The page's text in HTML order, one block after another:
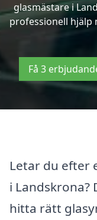
glasmästare i
professionell hjälp
Få 3
Letar du efter
i
hitta rätt